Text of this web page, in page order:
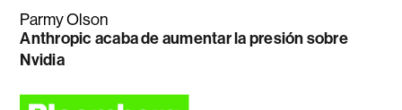
Parmy Olson
Anthropic acaba de aumentar la presión sobre
Nvidia